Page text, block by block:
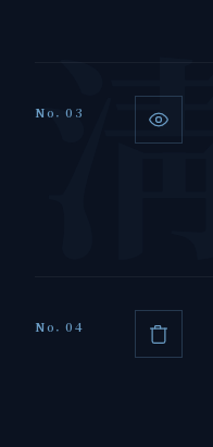
No. 03
No. 04